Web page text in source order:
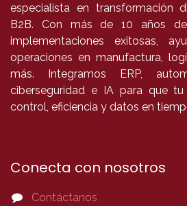
especialista en transformación
B2B. Con más de 10 años de
implementaciones exitosas,
operaciones en manufactura,
más. Integramos ERP,
ciberseguridad e IA para que
control, eficiencia y datos en
Conecta con nosotros
Contáctanos